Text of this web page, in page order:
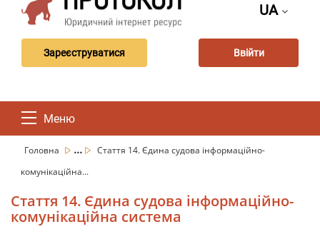
UA
Зареєструватися Ввійти
Меню
Головна ...
Стаття 14. Єдина судова інформаційно-
комунікаційна...
Стаття 14. Єдина судова інформаційно-
комунікаційна система